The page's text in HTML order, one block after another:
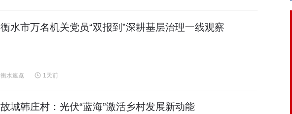
衡水市万名机关党员“双报到”深耕基层治理一线观察
衡水速览 1天前
故城韩庄村：光伏“蓝海”激活乡村发展新动能